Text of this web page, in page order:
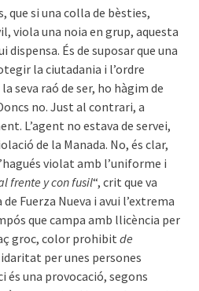
que si una colla de bèsties,
viola una noia en grup, aquesta
És de suposar que una
la ciutadania i l’ordre
seva raó de ser, ho hàgim de
no. Just al contrari, a
L’agent no estava de servei,
de la Manada. No, és clar,
violat amb l’uniforme i
frente y con fusil“, crit que va
Fuerza Nueva i avui l’extrema
que campa amb llicència per
groc, color prohibit de
per unes persones
és una provocació, segons